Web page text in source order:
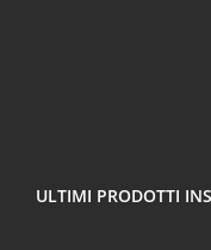
ULTIMI PRODOTTI